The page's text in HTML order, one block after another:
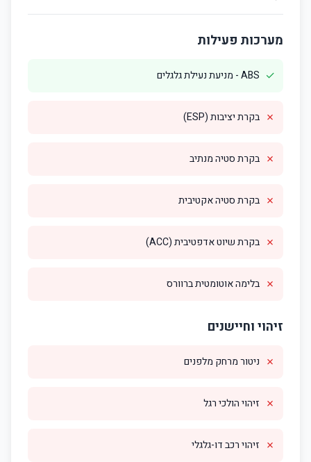
מערכות פעילות
✓ ABS - מניעת נעילת גלגלים
✗ בקרת יציבות (ESP)
✗ בקרת סטיה מנתיב
✗ בקרת סטיה אקטיבית
✗ בקרת שיוט אדפטיבית (ACC)
✗ בלימה אוטומטית ברוורס
זיהוי וחיישנים
✗ ניטור מרחק מלפנים
✗ זיהוי הולכי רגל
✗ זיהוי רכב דו-גלגלי